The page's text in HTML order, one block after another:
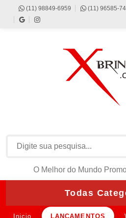
(11) 98849-6959 (11) 96585-
O Melhor do Mundo
Todas
Inicio LANÇAMENTOS